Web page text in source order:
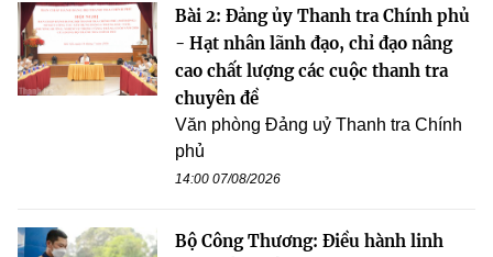
Bài 2: Đảng ủy Thanh tra Chính phủ
- Hạt nhân lãnh đạo, chỉ đạo nâng
cao chất lượng các cuộc thanh tra
chuyên đề
Văn phòng Đảng uỷ Thanh tra Chính
phủ
14:00 07/08/2026
Bộ Công Thương: Điều hành linh